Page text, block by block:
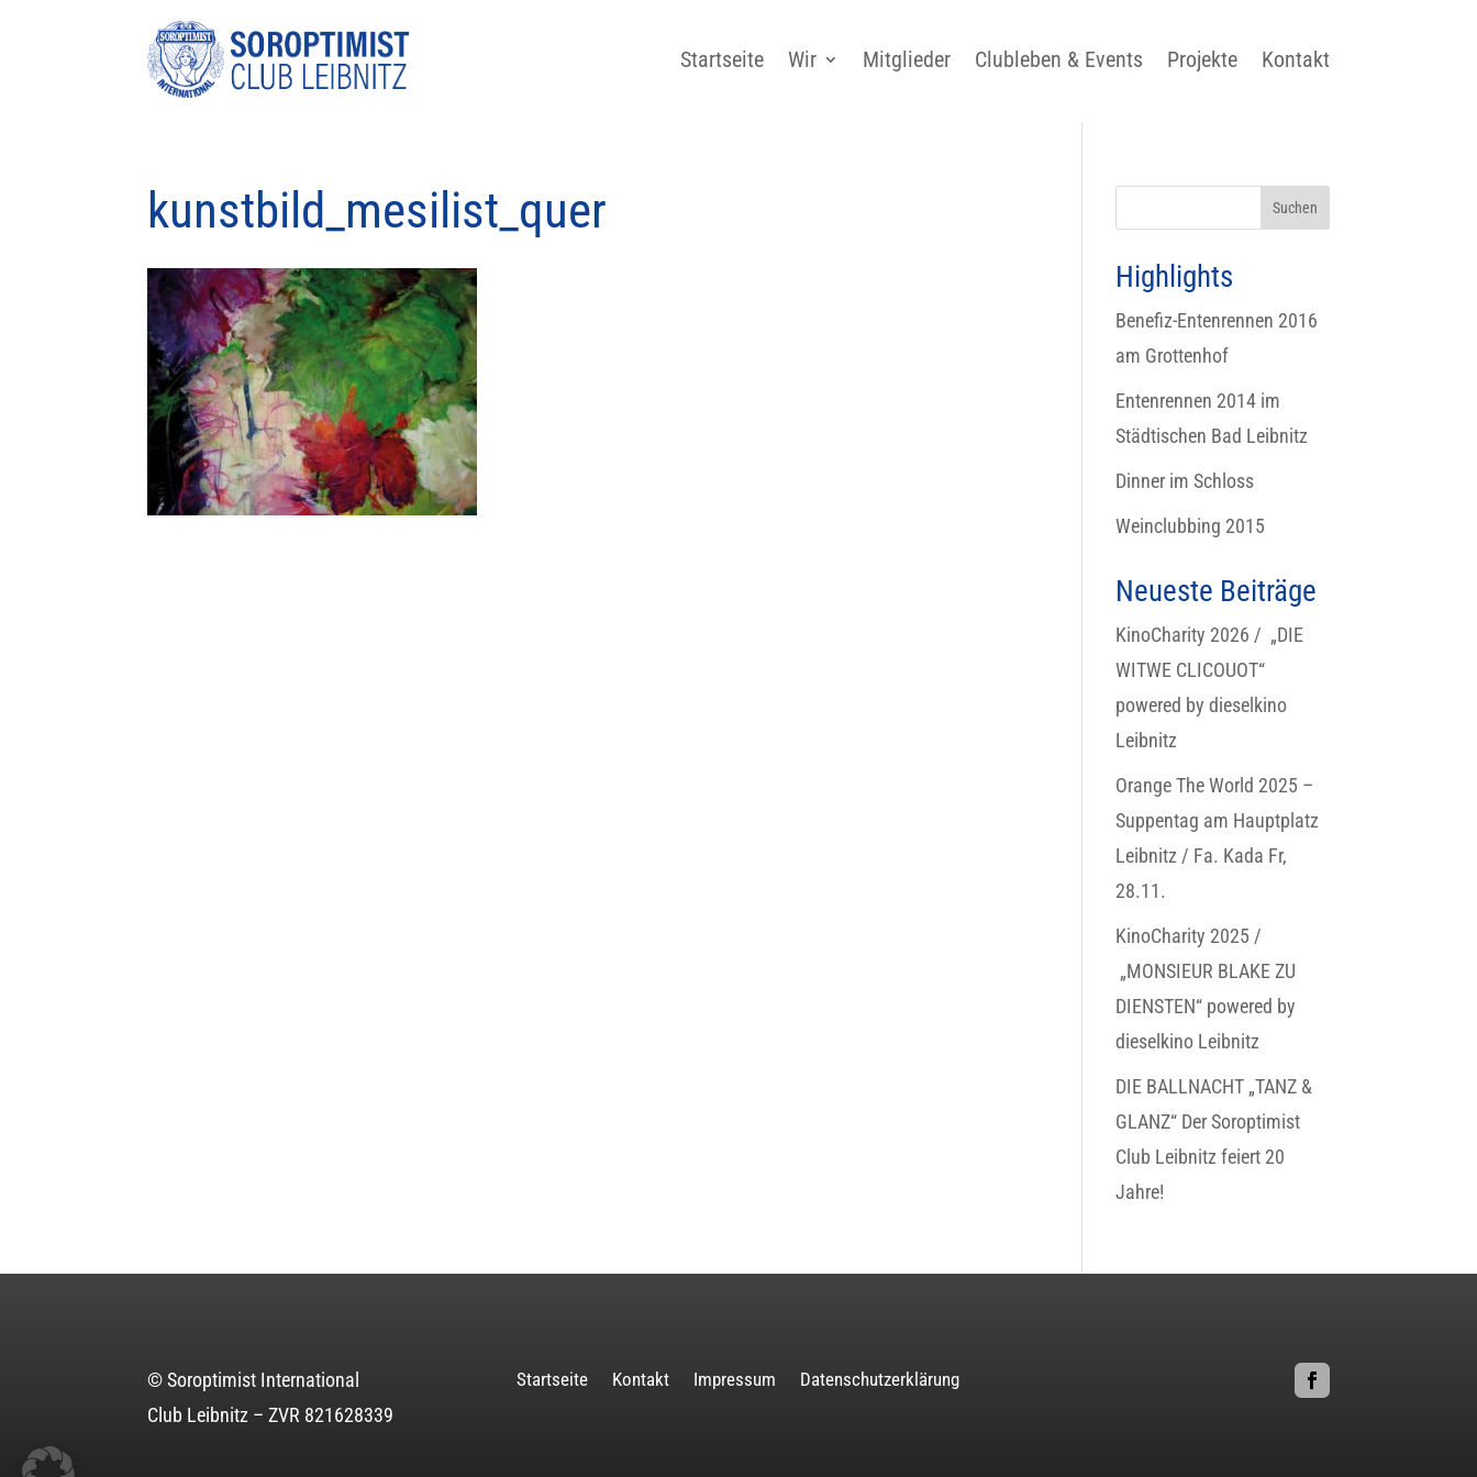
Startseite Wir Mitglieder Clubleben & Events Projekte Kontakt
kunstbild_mesilist_quer
Highlights
Benefiz-Entenrennen 2016
am Grottenhof
Entenrennen 2014 im
Städtischen Bad Leibnitz
Dinner im Schloss
Weinclubbing 2015
Neueste Beiträge
KinoCharity 2026 / „DIE
WITWE CLICOUOT“
powered by dieselkino
Leibnitz
Orange The World 2025 –
Suppentag am Hauptplatz
Leibnitz / Fa. Kada Fr,
28.11.
KinoCharity 2025 /
„MONSIEUR BLAKE ZU
DIENSTEN“ powered by
dieselkino Leibnitz
DIE BALLNACHT „TANZ &
GLANZ“ Der Soroptimist
Club Leibnitz feiert 20
Jahre!
© Soroptimist International
Club Leibnitz – ZVR 821628339
Startseite Kontakt Impressum Datenschutzerklärung